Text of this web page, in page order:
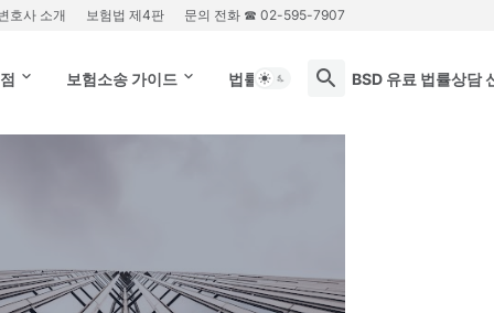
호사 소개 보험법 제4판 문의 전화 ☎ 02-595-7907
보험소송 가이드 법률상담문의 BSD 유료 법률상담